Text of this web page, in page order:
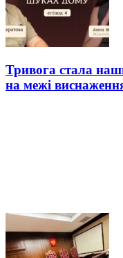
Тривога стала
на межі